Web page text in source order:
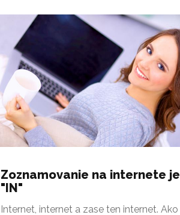
Zoznamovanie na internete je
"IN"
Internet, internet a zase ten internet. Ako